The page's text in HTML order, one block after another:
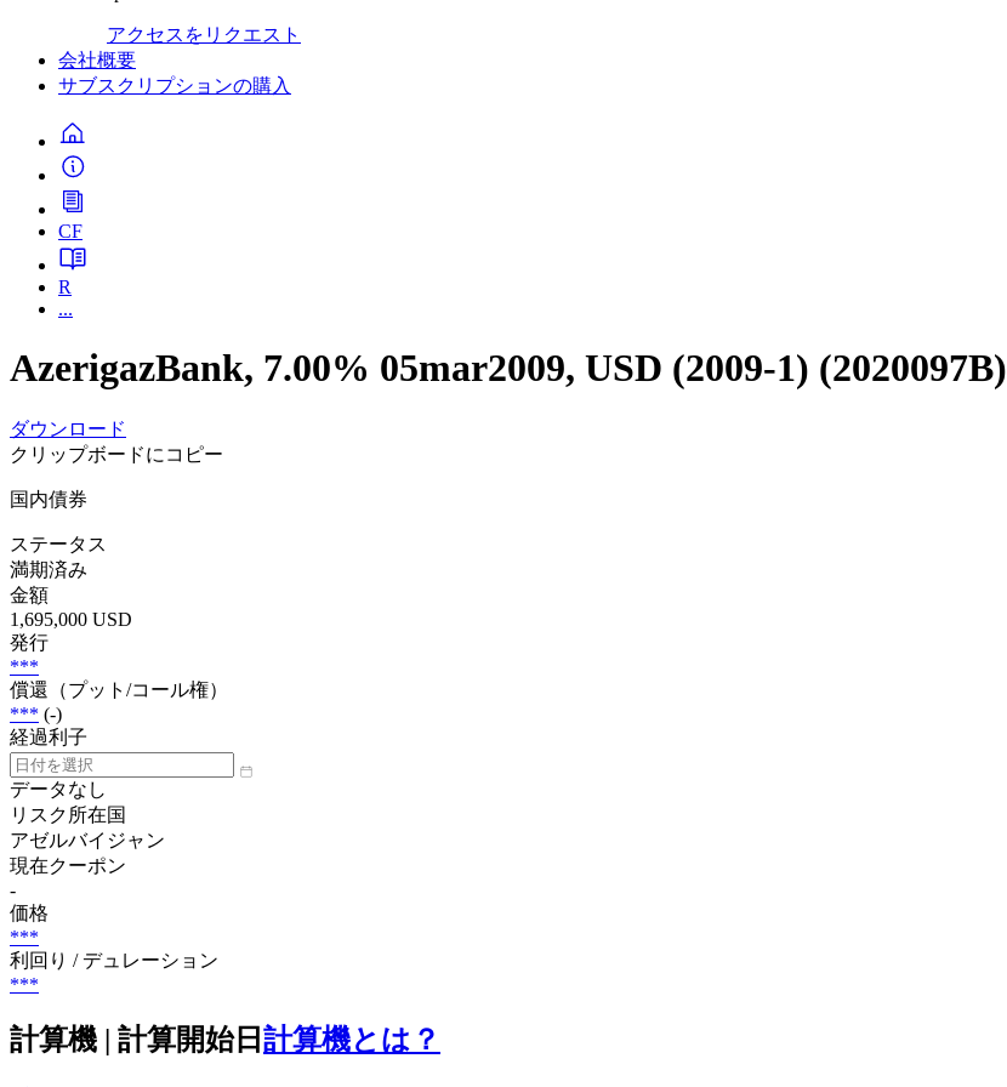
アクセスをリクエスト
会社概要
サブスクリプションの購入
CF
R
...
AzerigazBank, 7.00% 05mar2009, USD (2009-1) (2020097B)
ダウンロード
クリップボードにコピー
国内債券
ステータス
満期済み
金額
1,695,000 USD
発行
***
償還（プット/コール権）
*** (-)
経過利子
データなし
リスク所在国
アゼルバイジャン
現在クーポン
-
価格
***
利回り / デュレーション
***
計算機 | 計算開始日 計算機とは？